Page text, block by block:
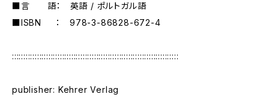
■言 語： 英語 / ポルトガル語
■ISBN ： 978-3-86828-672-4
:::::::::::::::::::::::::::::::::::::::::::::::::::::::::::::::::::::::::
publisher: Kehrer Verlag